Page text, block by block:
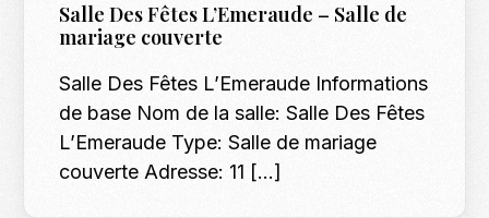
Salle Des Fêtes L’Emeraude – Salle de
mariage couverte
Salle Des Fêtes L’Emeraude Informations
de base Nom de la salle: Salle Des Fêtes
L’Emeraude Type: Salle de mariage
couverte Adresse: 11 […]